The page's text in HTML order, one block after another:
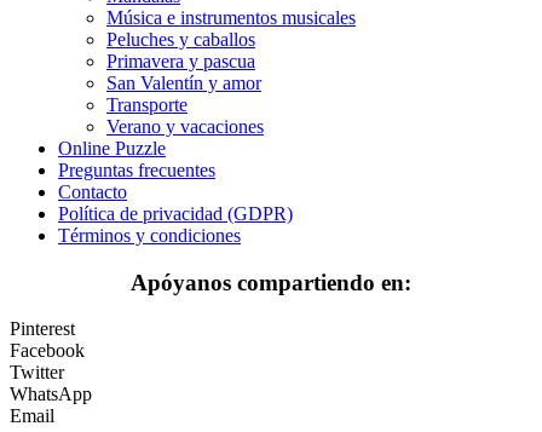
Halloween y otoño
Invierno y navidad
Música e instrumentos musicales
Peluches y caballos
Primavera y pascua
Verano y vacaciones
Libros para colorear para niños
Nezaradené
Música e instrumentos musicales
Peluches y caballos
Primavera y pascua
San Valentín y amor
Transporte
Verano y vacaciones
Online Puzzle
Preguntas frecuentes
Contacto
Política de privacidad (GDPR)
Términos y condiciones
Apóyanos compartiendo en:
Pinterest
Facebook
Twitter
WhatsApp
Email